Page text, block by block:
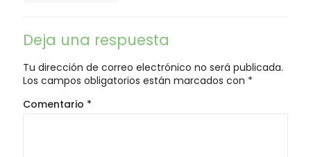
Deja una respuesta
Tu dirección de correo electrónico no será publicada.
Los campos obligatorios están marcados con *
Comentario *